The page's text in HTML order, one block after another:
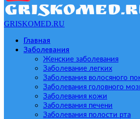
GRISKOMED.RU
Главная
Заболевания
Женские заболевания
Заболевание легких
Заболевания волосяного
Заболевания головного
Заболевания кожи
Заболевания печени
Заболевания полости рта